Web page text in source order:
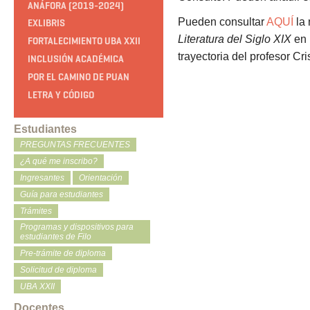
ANÁFORA (2019-2024)
EXLIBRIS
FORTALECIMIENTO UBA XXII
INCLUSIÓN ACADÉMICA
POR EL CAMINO DE PUAN
LETRA Y CÓDIGO
Estudiantes
PREGUNTAS FRECUENTES
¿A qué me inscribo?
Ingresantes
Orientación
Guía para estudiantes
Trámites
Programas y dispositivos para
estudiantes de Filo
Pre-trámite de diploma
Solicitud de diploma
UBA XXII
Docentes
Pueden consultarAQUÍ la
Literatura del Siglo XIX en
trayectoria del profesor